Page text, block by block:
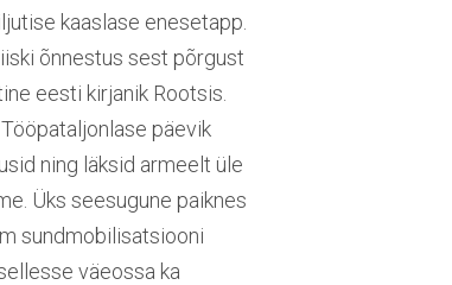
kaaslase enesetapp.
õnnestus sest põrgust
eesti kirjanik Rootsis.
päevik
ning läksid armeelt üle
Üks seesugune paiknes
sundmobilisatsiooni
väeossa ka